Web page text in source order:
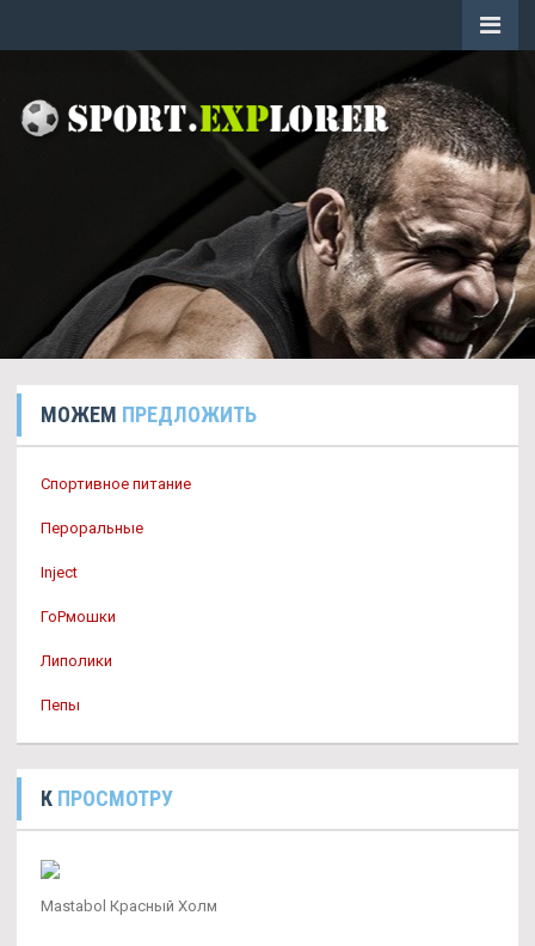
МОЖЕМ ПРЕДЛОЖИТЬ
Спортивное питание
Пероральные
Inject
ГоРмошки
Липолики
Пепы
К ПРОСМОТРУ
Mastabol Красный Холм